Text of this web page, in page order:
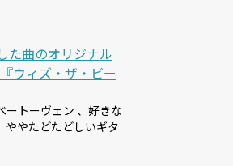
た曲のオリジナル
ウィズ・ザ・ビー
ートーヴェン 、好きな
ややたどたどしいギタ